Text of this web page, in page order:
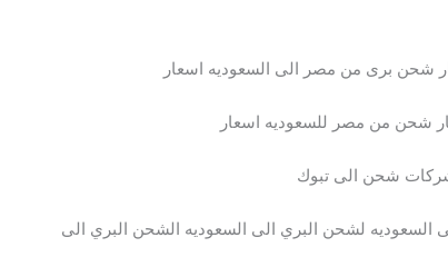
برى من مصر الى السعوديه اسعار
شحن من مصر للسعوديه اسعار
شحن الى تبوك
لشحن البري الى السعوديه الشحن البري الى